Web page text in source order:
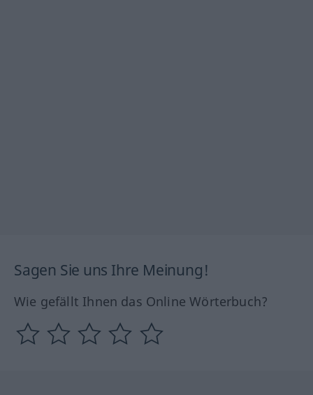
Sagen Sie uns Ihre Meinung!
Wie gefällt Ihnen das Online Wörterbuch?